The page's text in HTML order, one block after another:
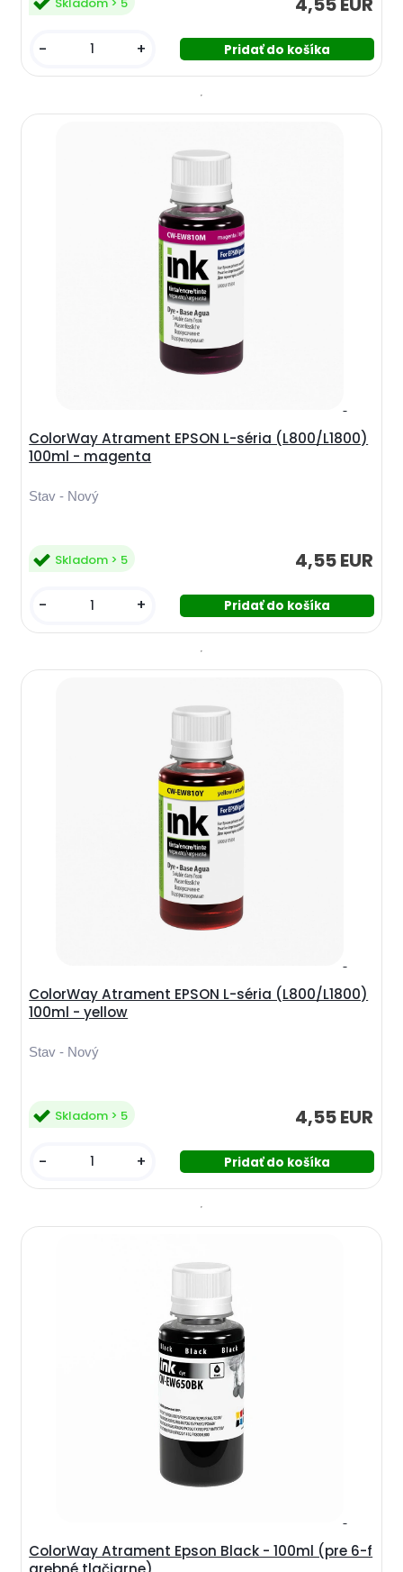
Skladom > 5
- +
ColorWay Atrament EPSON L-séria (L800/L1800)
100ml - magenta
Stav - Nový
4,55 EUR
Skladom > 5
- +
ColorWay Atrament EPSON L-séria (L800/L1800)
100ml - yellow
Stav - Nový
4,55 EUR
Skladom > 5
- +
ColorWay Atrament Epson Black - 100ml (pre 6-f